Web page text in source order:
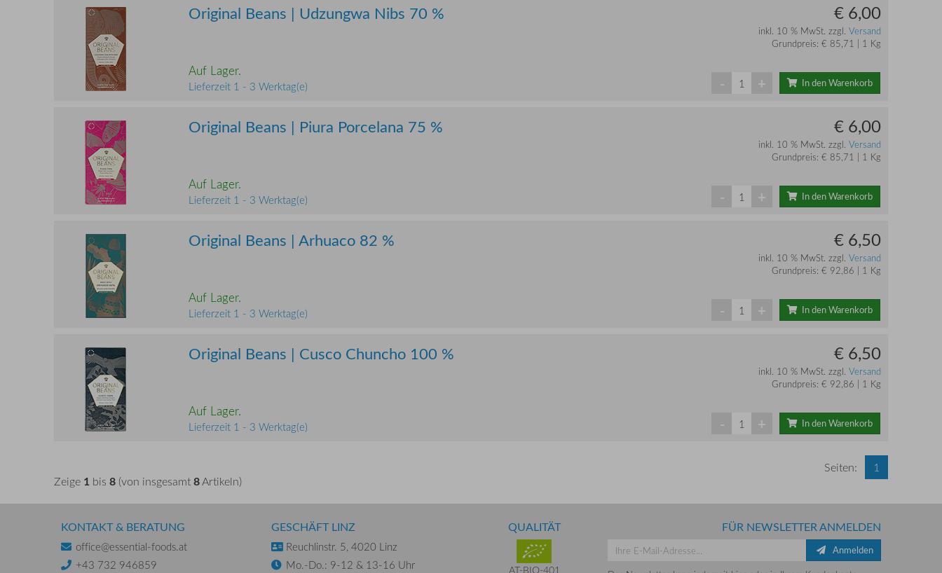
Original Beans | Udzungwa Nibs 70 % € 6,00
inkl. 10 % MwSt. zzgl. Versand
Grundpreis: € 85,71 | 1 Kg
Auf Lager.
Lieferzeit 1 - 3 Werktag(e) In den Warenkorb
- +
Original Beans | Piura Porcelana 75 % € 6,00
inkl. 10 % MwSt. zzgl. Versand
Grundpreis: € 85,71 | 1 Kg
Auf Lager.
Lieferzeit 1 - 3 Werktag(e) In den Warenkorb
- +
Original Beans | Arhuaco 82 % € 6,50
inkl. 10 % MwSt. zzgl. Versand
Grundpreis: € 92,86 | 1 Kg
Auf Lager.
Lieferzeit 1 - 3 Werktag(e) In den Warenkorb
- +
Original Beans | Cusco Chuncho 100 % € 6,50
inkl. 10 % MwSt. zzgl. Versand
Grundpreis: € 92,86 | 1 Kg
Auf Lager.
Lieferzeit 1 - 3 Werktag(e) In den Warenkorb
- +
Zeige 1 bis 8 (von insgesamt8Artikeln)
Seiten: 1
KONTAKT & BERATUNG
office@essential-foods.at
+43 732 946859
GESCHÄFT LINZ
Reuchlinstr. 5, 4020 Linz
Mo.-Do.: 9-12 & 13-16 Uhr
QUALITÄT
AT-BIO-401
FÜR NEWSLETTER ANMELDEN
Anmelden